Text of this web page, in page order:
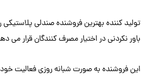
تولید کننده بهترین فروشنده صندلی
باور نکردنی در اختیار مصرف کنندگان قرار
این فروشنده به صورت شبانه روزی فعالیت